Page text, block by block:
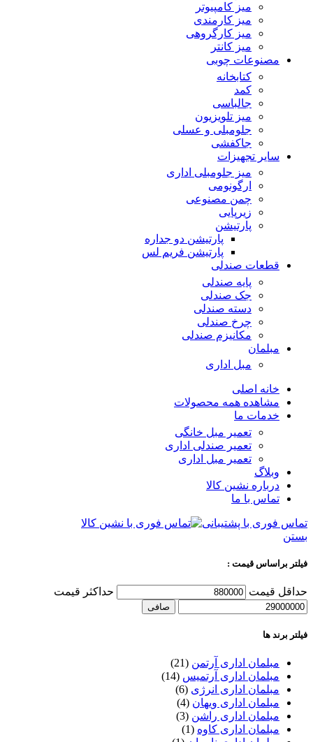
میز کامپیوتر
میز کارمندی
میز کارگروهی
میز کانتر
مصنوعات چوبی
کتابخانه
کمد
جالباسی
میز تلویزیون
جلومبلی و عسلی
جاکفشی
سایر تجهیزات
میز جلومبلی اداری
ارگونومی
چمن مصنوعی
زیرپایی
پارتیشن
پارتیشن دو جداره
پارتیشن فریم لس
قطعات صندلی
پایه صندلی
جک صندلی
دسته صندلی
چرخ صندلی
مکانیزم صندلی
مبلمان
مبل اداری
خانه اصلی
مشاهده همه محصولات
خدمات ما
تعمیر مبل خانگی
تعمیر صندلی اداری
تعمیر مبل اداری
وبلاگ
درباره نشین کالا
تماس با ما
تماس فوری با پشتیبانی
بستن
فیلتر براساس قیمت :
حداقل قیمت حداكثر قيمت
صافی
فیلتر برند ها
مبلمان اداری آرتمن (21)
مبلمان اداری آرتمیس (14)
مبلمان اداری انرژی (6)
مبلمان اداری ویهان (4)
مبلمان اداری راشن (3)
مبلمان اداری کاوه (1)